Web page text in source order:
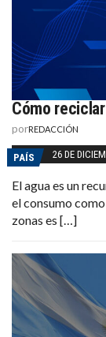
Cómo
porREDACCIÓN
PAÍS 26 DE
El agua es un
el consumo
zonas es […]